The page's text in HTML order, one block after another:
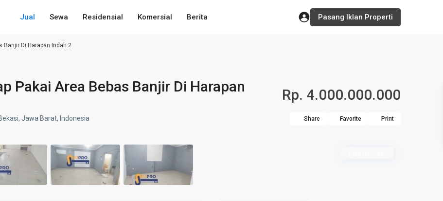
Jual Sewa Residensial Komersial Berita Pasang Iklan Properti
Banjir Di Harapan Indah 2
Pakai Area Bebas Banjir Di Harapan
Rp. 4.000.000.000
Jawa Barat, Indonesia Share Favorite Print